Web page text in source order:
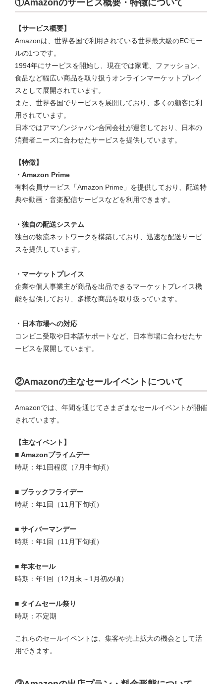
①Amazonのサービス概要・特徴について
【サービス概要】
Amazonは、世界各国で利用されている世界最大級のECモー
ルの1つです。
1994年にサービスを開始し、現在では家電、ファッション、
食品など幅広い商品を取り扱うオンラインマーケットプレイ
スとして展開されています。
また、世界各国でサービスを展開しており、多くの顧客に利
用されています。
日本ではアマゾンジャパン合同会社が運営しており、日本の
消費者ニーズに合わせたサービスを提供しています。
【特徴】
・Amazon Prime
有料会員サービス「Amazon Prime」を提供しており、配送特
典や動画・音楽配信サービスなどを利用できます。
・独自の配送システム
独自の物流ネットワークを構築しており、迅速な配送サービ
スを提供しています。
・マーケットプレイス
企業や個人事業主が商品を出品できるマーケットプレイス機
能を提供しており、多様な商品を取り扱っています。
・日本市場への対応
コンビニ受取や日本語サポートなど、日本市場に合わせたサ
ービスを展開しています。
②Amazonの主なセールイベントについて
Amazonでは、年間を通じてさまざまなセールイベントが開催
されています。
【主なイベント】
■ Amazonプライムデー
時期：年1回程度（7月中旬頃）
■ ブラックフライデー
時期：年1回（11月下旬頃）
■ サイバーマンデー
時期：年1回（11月下旬頃）
■ 年末セール
時期：年1回（12月末～1月初め頃）
■ タイムセール祭り
時期：不定期
これらのセールイベントは、集客や売上拡大の機会として活
用できます。